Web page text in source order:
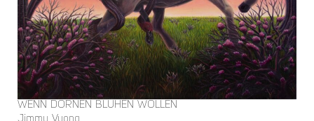
WENN DORNEN BLÜHEN WOLLEN